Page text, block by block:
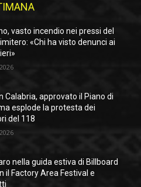
vasto incendio nei pressi del
«Chi ha visto denunci ai
Calabria, approvato il Piano di
esplode la protesta dei
del 118
nella guida estiva di Billboard
il Factory Area Festival e